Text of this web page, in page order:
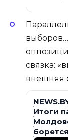
связка:
внешняя
Итоги